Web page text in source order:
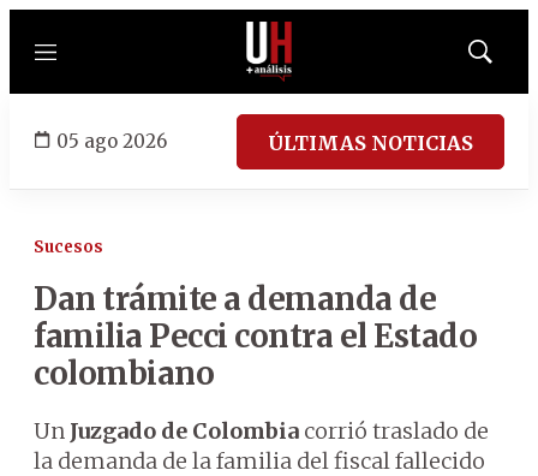
Menú
Mostrar
05 ago 2026 ÚLTIMAS NOTICIAS
Sucesos
Dan trámite a demanda de
familia Pecci contra el Estado
colombiano
Un Juzgado de Colombia corrió traslado de
la demanda de la familia del fiscal fallecido